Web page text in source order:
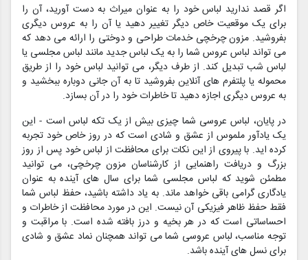
اگر قصد ندارید لباس خود را به عنوان میراث به دست آورید، آن را
برای یک موقعیت خاص دیگر تغییر دهید یا آن را به عروس دیگری
بفروشید. مزون چرخچی خدمات طراحی و دوختی را ارائه می دهد که
می تواند لباس عروس شما را به یک لباس جدید مانند لباس مجلسی یا
لباس شب تبدیل کند. از طرف دیگر، می توانید لباس خود را از طریق
محموله یا پلتفرم های آنلاین بفروشید تا به آن جانی دوباره ببخشید و
به عروس دیگری اجازه دهید تا خاطرات خود را در آن بسازد.
در پایان، لباس عروسی شما چیزی بیش از یک تکه لباس است - این
یک یادآور ملموس از عشق و شادی است که در روز خاص خود تجربه
کرده اید. با پیروی از این نکات برای محافظت از لباس خود پس از روز
بزرگ و دریافت راهنمایی از کارشناسان مزون چرخچی، می توانید
مطمئن شوید که لباس مجلسی شما برای سال های آینده به عنوان
یادگاری گرامی باقی خواهد ماند. به یاد داشته باشید، حفظ لباس شما
فقط حفظ ظاهر فیزیکی آن نیست. این در مورد محافظت از خاطرات و
احساساتی است که در هر بخیه و درز بافته شده است. با مراقبت و
توجه مناسب، لباس عروسی شما می تواند همچنان نماد عشق و شادی
برای نسل های آینده باشد.